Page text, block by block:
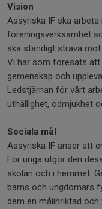
Vision
Assyriska IF ska
föreningsverksamhet
ska ständigt sträva
Vi har som föresats att
gemenskap och
Ledstjärnan för vårt
uthållighet, ödmjukhet
Sociala mål
Assyriska IF anser att
För unga utgör den
skolan och i hemmet.
barns och ungdomars
dem en målinriktad